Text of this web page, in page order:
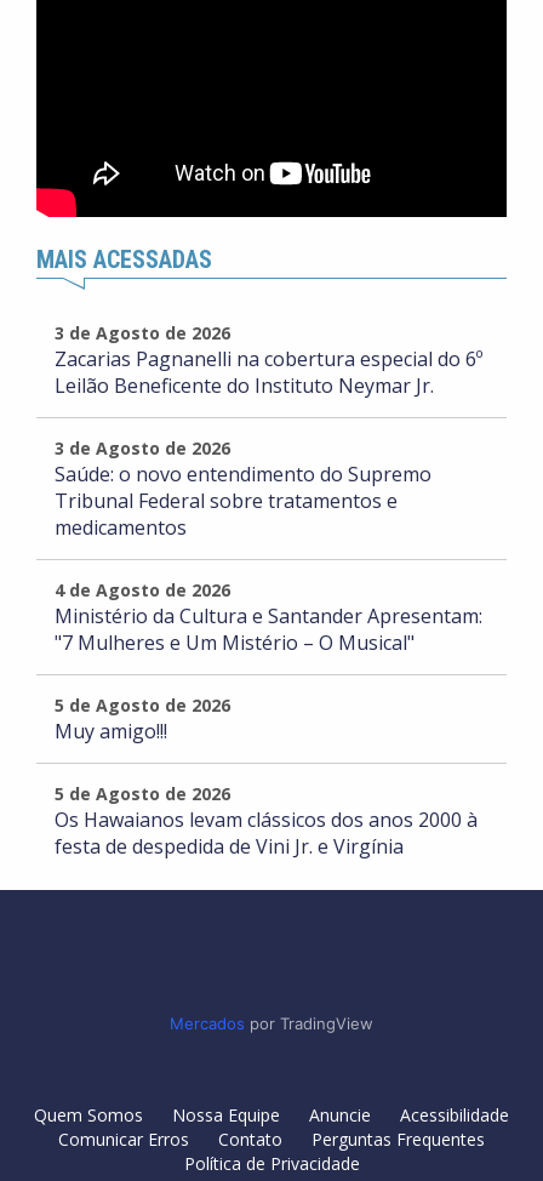
MAIS ACESSADAS
3 de Agosto de 2026
Zacarias Pagnanelli na cobertura especial do 6º
Leilão Beneficente do Instituto Neymar Jr.
3 de Agosto de 2026
Saúde: o novo entendimento do Supremo
Tribunal Federal sobre tratamentos e
medicamentos
4 de Agosto de 2026
Ministério da Cultura e Santander Apresentam:
"7 Mulheres e Um Mistério – O Musical"
5 de Agosto de 2026
Muy amigo!!!
5 de Agosto de 2026
Os Hawaianos levam clássicos dos anos 2000 à
festa de despedida de Vini Jr. e Virgínia
Mercados por TradingView
Quem Somos Nossa Equipe Anuncie
Acessibilidade
Comunicar Erros
Contato
Perguntas Frequentes
Política de Privacidade